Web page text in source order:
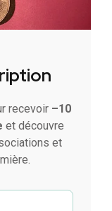
recevoir –10
et découvre
et